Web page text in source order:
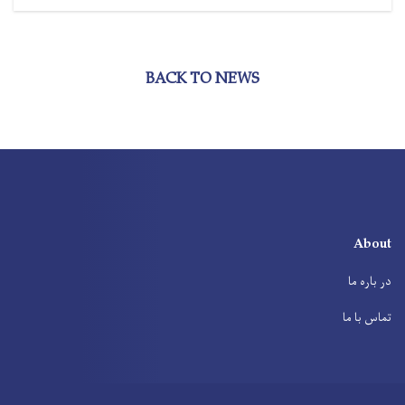
BACK TO NEWS
About
در باره ما
تماس با ما